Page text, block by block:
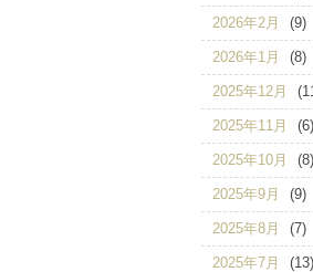
2026年2月 (9)
2026年1月 (8)
2025年12月
2025年11月 (6)
2025年10月 (8)
2025年9月 (9)
2025年8月 (7)
2025年7月 (13)